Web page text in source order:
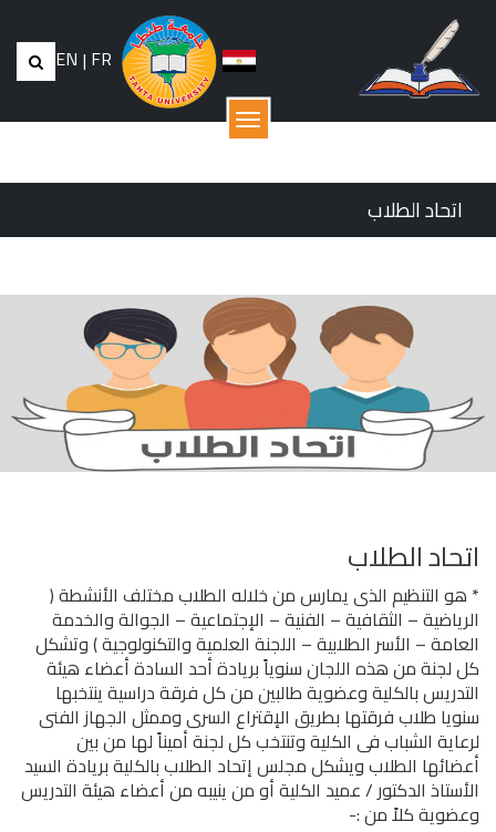
EN | FR
القائمة
اتحاد الطلاب
اتحاد الطلاب
* هو التنظيم الذى يمارس من خلاله الطلاب مختلف الأنشطة (
الرياضية – الثقافية – الفنية – الإجتماعية – الجوالة والخدمة
العامة – الأسر الطلابية – اللجنة العلمية والتكنولوجية ) وتشكل
كل لجنة من هذه اللجان سنوياً بريادة أحد السادة أعضاء هيئة
التدريس بالكلية وعضوية طالبين من كل فرقة دراسية ينتخبها
سنويا طلاب فرقتها بطريق الإقتراع السرى وممثل الجهاز الفنى
لرعاية الشباب فى الكلية وتنتخب كل لجنة أميناً لها من بين
أعضائها الطلاب ويشكل مجلس إتحاد الطلاب بالكلية بريادة السيد
الأستاذ الدكتور / عميد الكلية أو من ينيبه من أعضاء هيئة التدريس
وعضوية كلاً من :-